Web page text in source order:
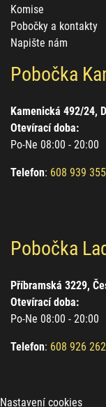
Komise
Pobočky a kontakty
Napište nám
Pobočka
Kamenická 492/24,
Otevírací doba:
Po-Ne 08:00 - 20:00
Telefon: 608 939 355
Pobočka
Příbramská 3229,
Otevírací doba:
Po-Ne 08:00 - 20:00
Telefon: 608 926 262
Nastavení cookies